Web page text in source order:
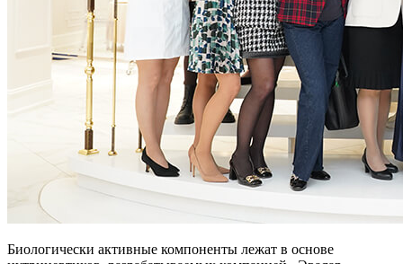
Биологически активные компоненты лежат в основе